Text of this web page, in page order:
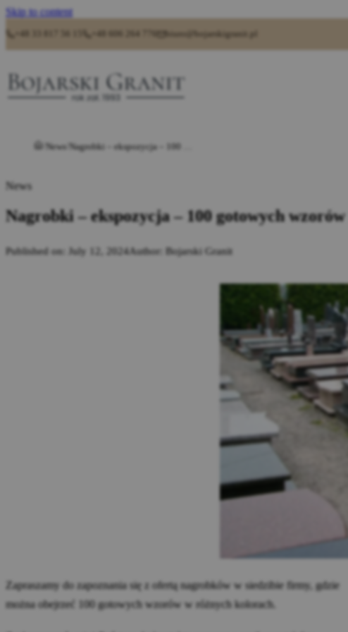
Skip to content
biuro@bojarskigranit.pl
News
News
Nagrobki – ekspozycja – 100 gotowych wzorów
Published on: July 12, 2024Author: Bojarski Granit
Zapraszamy do zapoznania się z ofertą nagrobków w siedzibie firmy, gdzie
można obejrzeć 100 gotowych wzorów w różnych kolorach.